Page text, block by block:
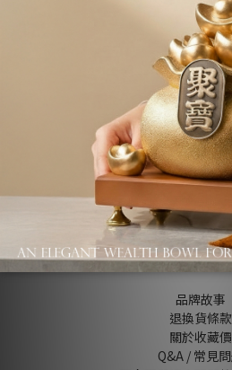
About us
品牌故事
退換貨條款
關於收藏價
Q&A / 常見